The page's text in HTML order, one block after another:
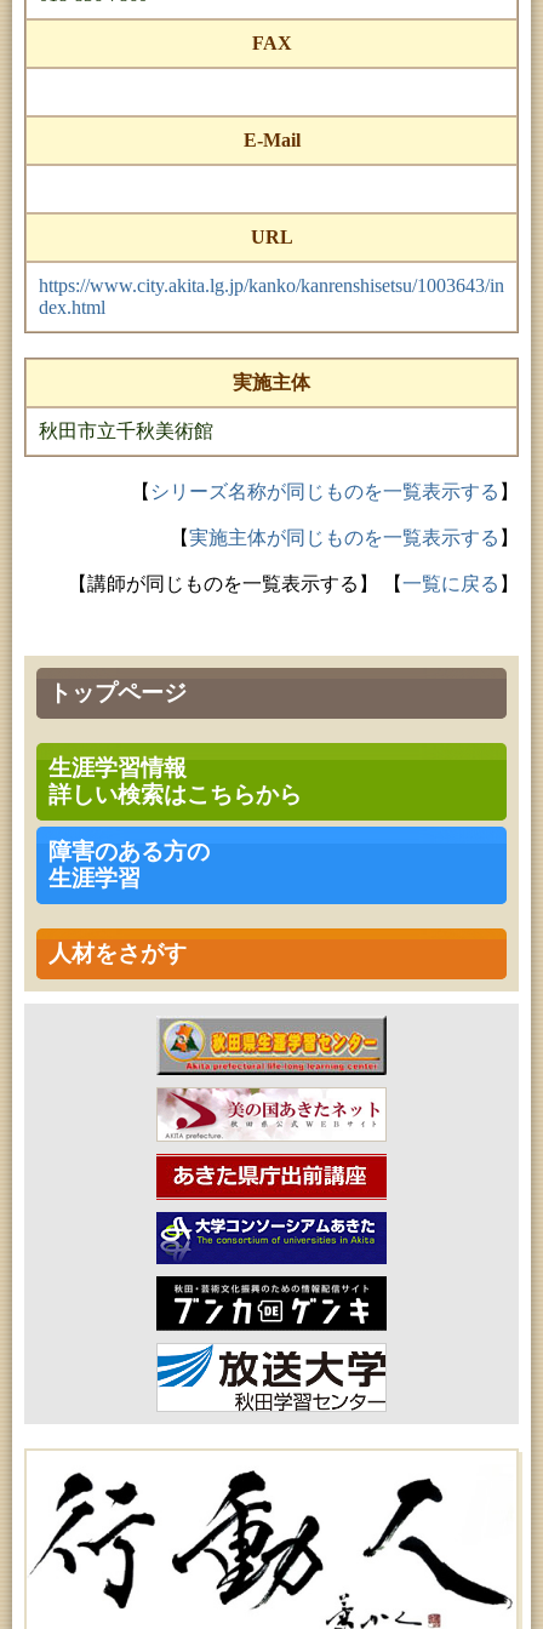
トップページ
生涯学習情報
詳しい検索はこちらから
障害のある方の
生涯学習
人材をさがす
FAX
E-Mail
URL
https://www.city.akita.lg.jp/kanko/kanrenshisetsu/1003643/in
dex.html
実施主体
秋田市立千秋美術館
【 シリーズ名称が同じものを一覧表示する 】
【実施主体が同じものを一覧表示する 】
【講師が同じものを一覧表示する】 【一覧に戻る 】